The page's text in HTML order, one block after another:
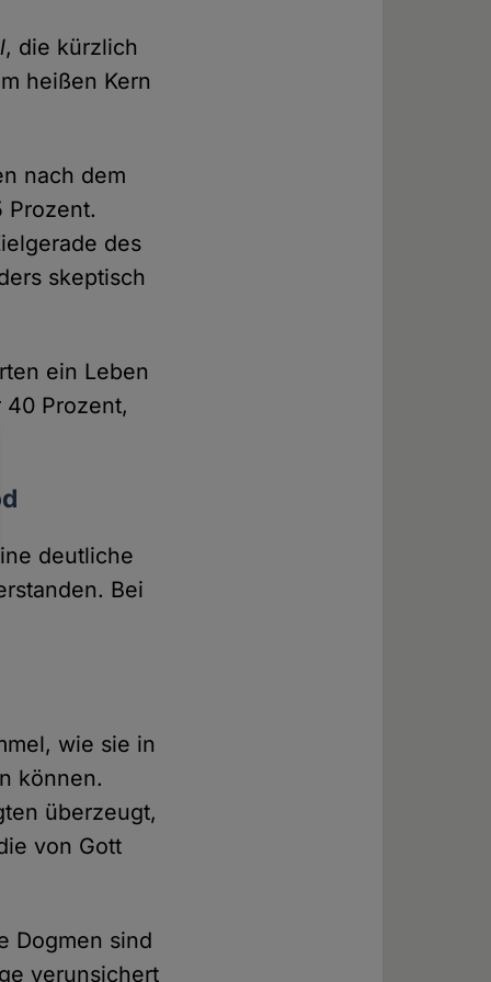
, die kürzlich
heißen Kern
nach dem
Prozent.
des
skeptisch
ein Leben
Prozent,
deutliche
Bei
wie sie in
können.
überzeugt,
von Gott
Dogmen sind
verunsichert